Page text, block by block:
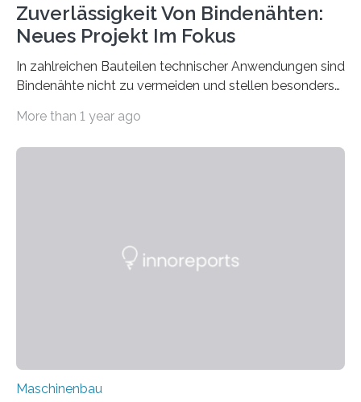
Zuverlässigkeit Von Bindenähten:
Neues Projekt Im Fokus
In zahlreichen Bauteilen technischer Anwendungen sind
Bindenähte nicht zu vermeiden und stellen besonders
Matrixmaterials eine große Herausforderung dar.
Durch den verstärkten Einsatz von Rezyklaten
More than 1 year ago
Maschinenbau